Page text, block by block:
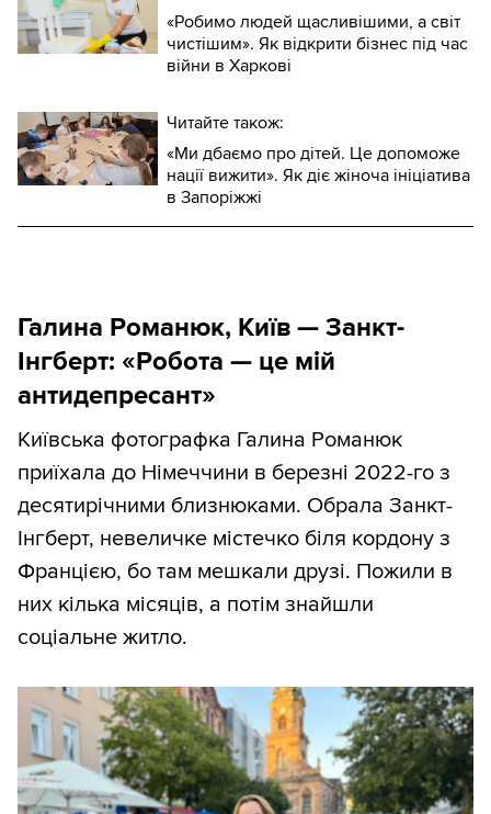
«Робимо людей щасливішими, а світ
чистішим». Як відкрити бізнес під час
війни в Харкові
Читайте також:
«Ми дбаємо про дітей. Це допоможе
нації вижити». Як діє жіноча ініціатива
в Запоріжжі
Галина Романюк, Київ — Занкт-
Інгберт: «Робота — це мій
антидепресант»
Київська фотографка Галина Романюк
приїхала до Німеччини в березні 2022-го з
десятирічними близнюками. Обрала Занкт-
Інгберт, невеличке містечко біля кордону з
Францією, бо там мешкали друзі. Пожили в
них кілька місяців, а потім знайшли
соціальне житло.